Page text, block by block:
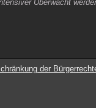
Überwacht
der